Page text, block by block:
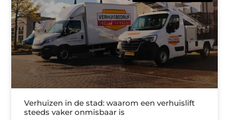
Verhuizen in de stad: waarom een verhuislift
steeds vaker onmisbaar is